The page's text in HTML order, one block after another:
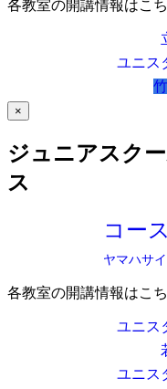
各教室の開講情報はこ
ユニス
×
ジュニアスク
ス
コー
ヤマハサ
各教室の開講情報はこ
ユニス
ユニス